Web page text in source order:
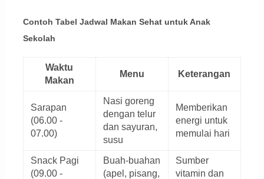
Contoh Tabel Jadwal Makan Sehat untuk Anak
Sekolah
Waktu
Makan
Menu Keterangan
Sarapan
(06.00 -
07.00)
Nasi goreng
dengan telur
dan sayuran,
susu
Memberikan
energi untuk
memulai hari
Snack Pagi
(09.00 -
Buah-buahan
(apel, pisang,
Sumber
vitamin dan